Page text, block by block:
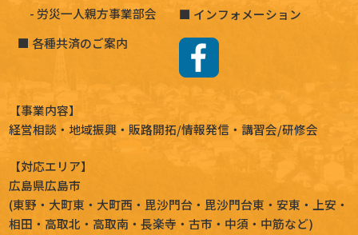
労災一人親方事業部会
各種共済のご案内
インフォメーション
【事業内容】
経営相談 ・地域振興・ 販路開拓/情報発信・講習会/研修会
【対応エリア】
広島県広島市
(東野 ・ 大町東 ・ 大町西 ・毘沙門台 ・毘沙門台東 ・安東 ・上安 ・
相田 ・ 高取北 ・ 高取南 ・長楽寺 ・古市 ・ 中須 ・ 中筋など)